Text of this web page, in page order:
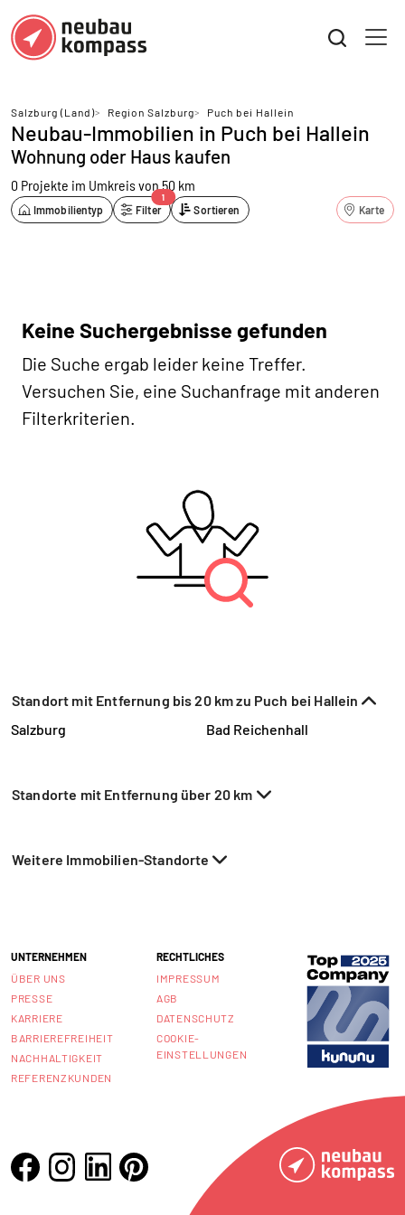
Salzburg (Land)> Region Salzburg> Puch bei Hallein
Neubau-Immobilien in Puch bei Hallein
Wohnung oder Haus kaufen
0 Projekte im Umkreis von 50 km
Immobilientyp Filter
1
Sortieren Karte
Keine Suchergebnisse gefunden
Die Suche ergab leider keine Treffer.
Versuchen Sie, eine Suchanfrage mit anderen
Filterkriterien.
Standort mit Entfernung bis 20 km zu Puch bei Hallein
Salzburg
Bad Reichenhall
Standorte mit Entfernung über 20 km
Weitere Immobilien-Standorte
UNTERNEHMEN
ÜBER UNS
PRESSE
KARRIERE
BARRIEREFREIHEIT
NACHHALTIGKEIT
REFERENZKUNDEN
RECHTLICHES
IMPRESSUM
AGB
DATENSCHUTZ
COOKIE-
EINSTELLUNGEN